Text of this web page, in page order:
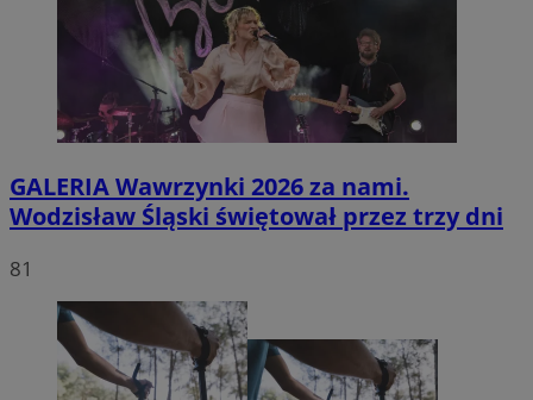
GALERIAWawrzynki 2026 za nami.
Wodzisław Śląski świętował przez trzy dni
81